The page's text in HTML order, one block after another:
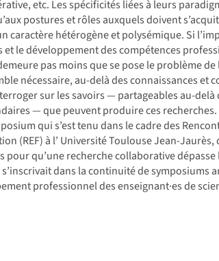
etc. Les spécificités liées à leurs
postures et rôles auxquels doivent
caractère hétérogène et polysémique. Si
le développement des compétences
pas moins que se pose le problème de
nécessaire, au-delà des connaissances et
sur les savoirs — partageables au-
— que peuvent produire ces
qui s’est tenu dans le cadre des
(REF) à l’ Université Toulouse Jean-
qu’une recherche collaborative
dans la continuité de symposiums
professionnel des enseignant·es de